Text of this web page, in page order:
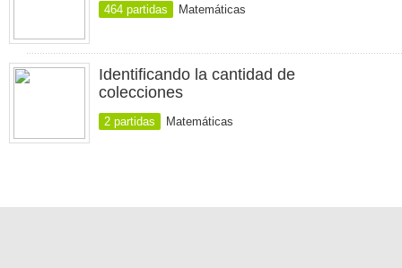
464 partidas Matemáticas
Identificando la cantidad de
colecciones
2 partidas Matemáticas